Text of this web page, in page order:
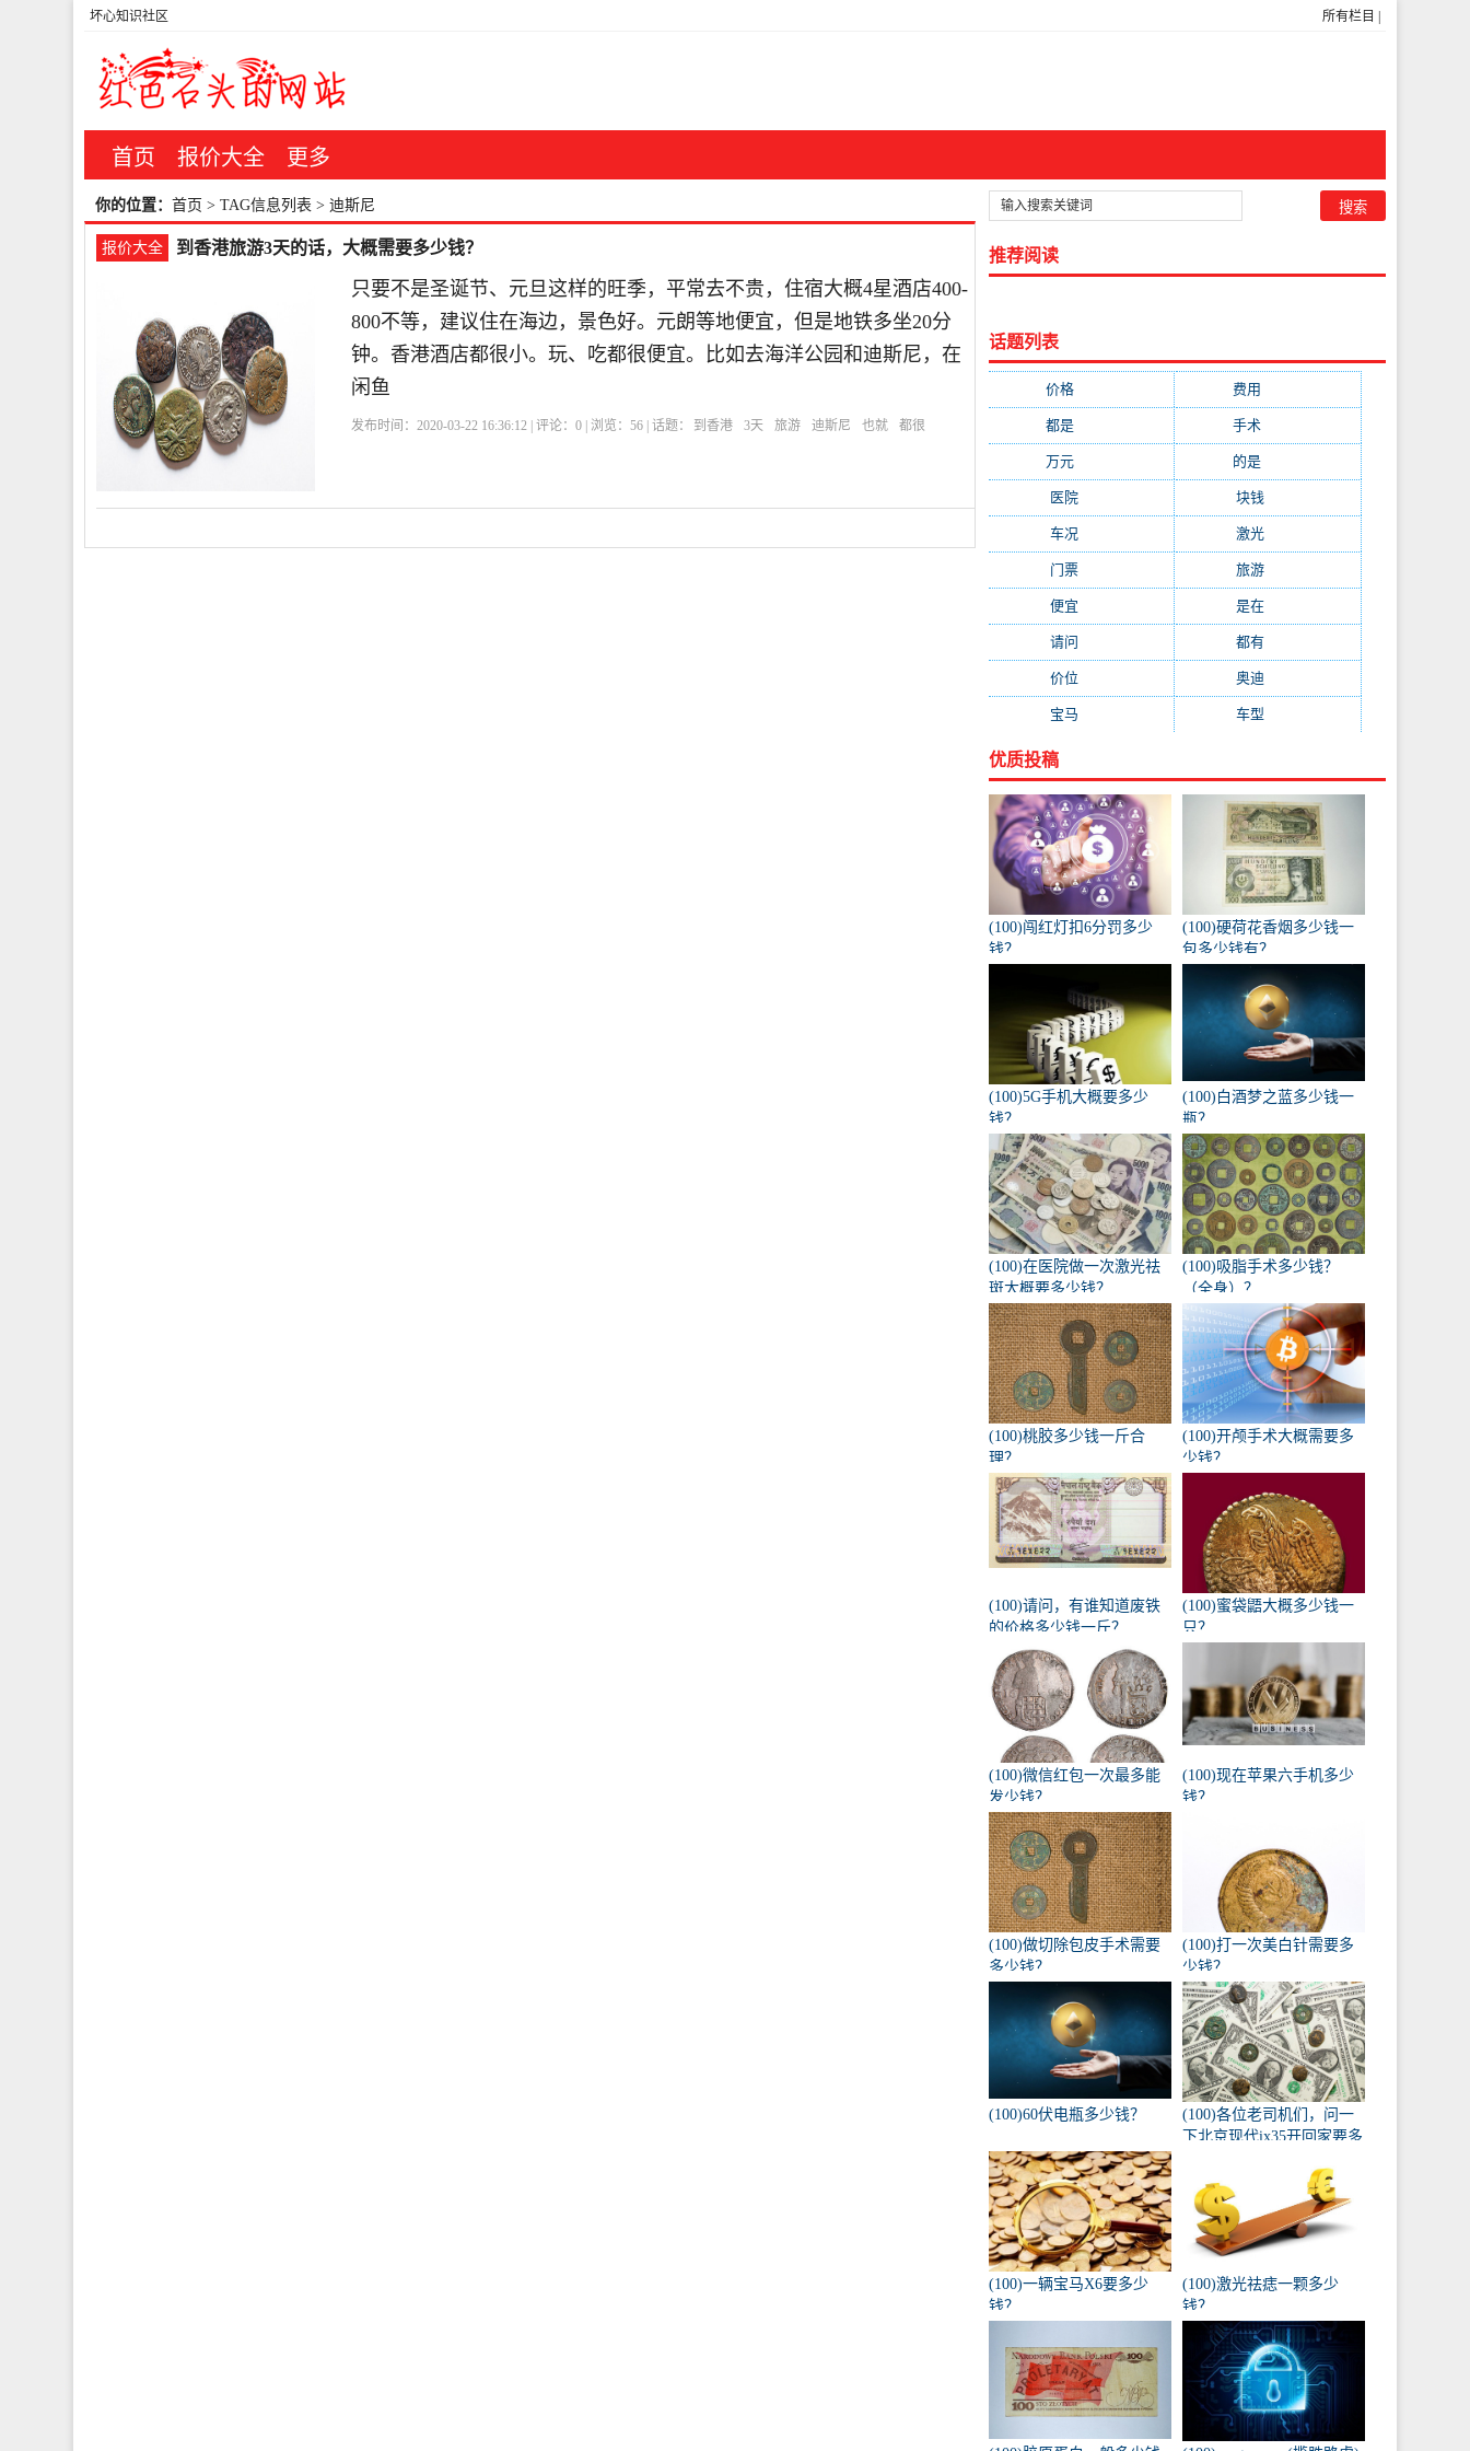
所有栏目
坏心知识社区
首页 报价大全 更多
你的位置： 首页 > TAG信息列表 > 迪斯尼
报价大全 到香港旅游3天的话，大概需要多少钱？
只要不是圣诞节、元旦这样的旺季，平常去不贵，住宿大概4星酒店400-
800不等，建议住在海边，景色好。元朗等地便宜，但是地铁多坐20分
钟。香港酒店都很小。玩、吃都很便宜。比如去海洋公园和迪斯尼，在
闲鱼
发布时间：2020-03-22 16:36:12 | 评论：0 | 浏览：56 | 话题： 到香港 3天 旅游 迪斯尼 也就 都很
推荐阅读
话题列表
价格 费用
都是 手术(1536)
万元 的是(1059)
医院(647) 块钱
车况(582) 激光
门票(564) 旅游
便宜 是在
请问 都有
价位 奥迪
宝马 车型
优质投稿
(100)闯红灯扣6分罚多少
钱？
(100)硬荷花香烟多少钱一
包多少钱有？
(100)5G手机大概要多少
钱？
(100)白酒梦之蓝多少钱一
瓶？
(100)在医院做一次激光祛
斑大概要多少钱？
(100)吸脂手术多少钱？
（全身）？
(100)桃胶多少钱一斤合
理？
(100)开颅手术大概需要多
少钱？
(100)请问，有谁知道废铁
的价格多少钱一斤？
(100)蜜袋鼯大概多少钱一
只？
(100)微信红包一次最多能
发少钱？
(100)现在苹果六手机多少
钱？
(100)做切除包皮手术需要
多少钱？
(100)打一次美白针需要多
少钱？
(100)60伏电瓶多少钱？
(100)各位老司机们，问一
下北京现代ix35开回家要多
(100)一辆宝马X6要多少
钱？
(100)激光祛痣一颗多少
钱？